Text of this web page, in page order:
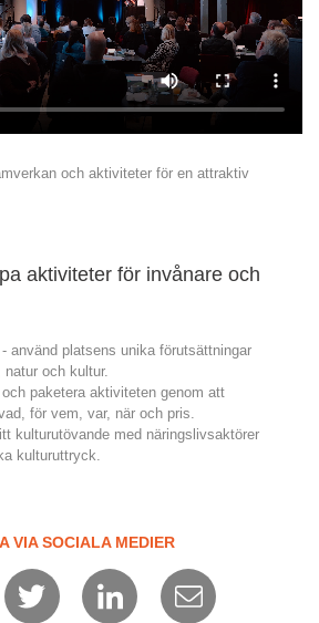
och aktiviteter för en attraktiv
aktiviteter för invånare och
använd platsens unika förutsättningar
och kultur.
paketera aktiviteten genom att
för vem, var, när och pris.
kulturutövande med näringslivsaktörer
kulturuttryck.
VIA SOCIALA MEDIER